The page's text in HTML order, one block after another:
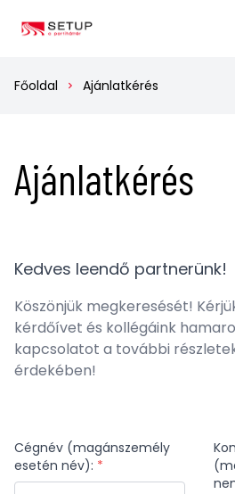
Főoldal Ajánlatkérés
Ajánlatkérés
Kedves leendő partnerünk!
Köszönjük megkeresését!
kérdőívet és kollégáink
kapcsolatot a további
érdekében!
Cégnév (magánszemély
esetén név): *